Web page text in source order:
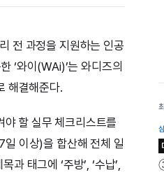
전 과정을 지원하는 인공
‘와이(WAi)’는 와디즈의
해결해준다.
야 할 실무 체크리스트를
이상)을 합산해 전체 일
태그에 ‘주방’, ‘수납’,